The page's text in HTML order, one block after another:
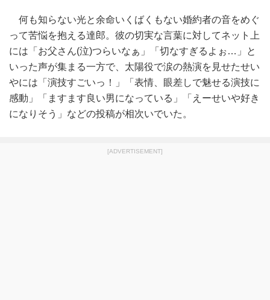
何も知らない光と余命いくばくもない婚約者の音をめぐ
って苦悩を抱える達郎。彼の切実な言葉に対してネット上
には「お父さん(泣)つらいなぁ」「切なすぎるよぉ…」と
いった声が集まる一方で、太陽役で涙の熱演を見せたせい
やには「演技すごいっ！」「表情、眼差しで魅せる演技に
感動」「ますます良い男になっている」「えーせいや好き
になりそう」などの投稿が相次いでいた。
[ADVERTISEMENT]